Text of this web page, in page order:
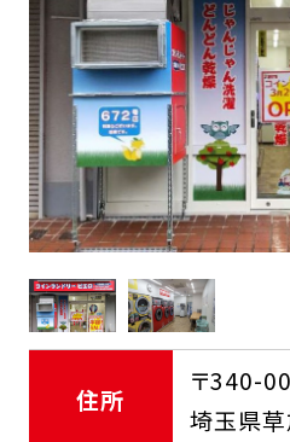
住所
〒340-
埼玉県